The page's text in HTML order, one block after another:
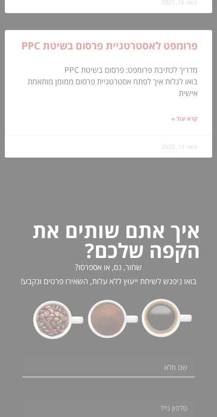
ינואר 16, 2025
פרומפט לאסטרטגיית פרסום בשיטת PPC
מדריך לכתיבת פרומפט: פרסום בשיטת PPC
בואו לגלות איך לפתח אסטרטגיית פרסום ממומן מותאמת
אישית
קרא עוד »
ינואר 13, 2025
איך אתם שותים את
הקפה שלכם?
שחור, נס, או אספרסו?
בואו ניפגש לשיחת ייעוץ ללא עלות, השאירו פרטים ונקבע!